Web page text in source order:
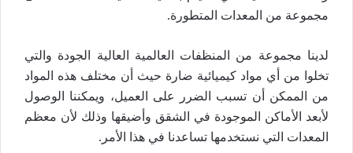
مجموعة من المعدات المتطورة.
لدينا مجموعة من المنظفات العالمية العالية الجودة والتي
تخلوا من أي مواد كيميائية ضارة حيث أن مختلف هذه المواد
من الممكن أن تسبب الضرر على العميل، ويمكننا الوصول
لأبعد الأماكن الموجودة في الشقق وأضيقها وذلك لأن معظم
المعدات التي نستخدمها تساعدنا في هذا الأمر.